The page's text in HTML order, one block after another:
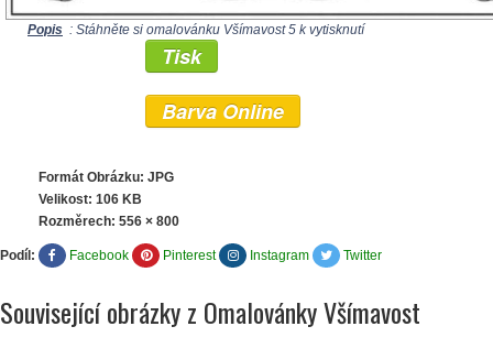
Popis : Stáhněte si omalovánku Všímavost 5 k vytisknutí
Tisk
Barva Online
Formát Obrázku: JPG
Velikost: 106 KB
Rozměrech: 556 × 800
Podíl: Facebook Pinterest Instagram Twitter
Související obrázky z Omalovánky Všímavost